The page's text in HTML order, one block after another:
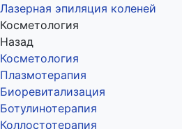
Лазерная эпиляция коленей
Косметология
Назад
Косметология
Плазмотерапия
Биоревитализация
Ботулинотерапия
Коллостотерапия